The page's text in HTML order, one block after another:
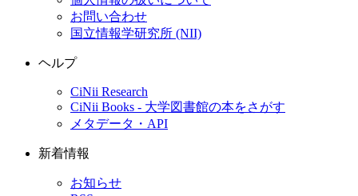
お問い合わせ
国立情報学研究所 (NII)
ヘルプ
CiNii Research
CiNii Books - 大学図書館の本をさがす
メタデータ・API
新着情報
お知らせ